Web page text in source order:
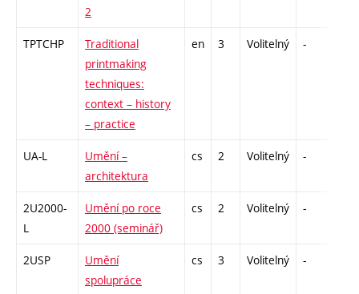
2
TPTCHP
Traditional
printmaking
techniques:
context – history
– practice
en 3 Volitelný -
UA-L
Umění –
architektura
cs 2 Volitelný -
2U2000-
L
Umění po roce
2000 (seminář)
cs 2 Volitelný -
2USP
Umění
spolupráce
cs 3 Volitelný -